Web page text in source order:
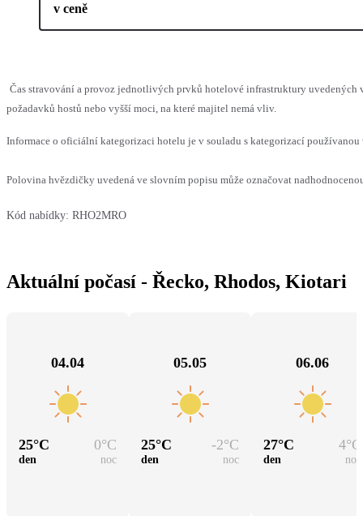
v ceně
Čas stravování a provoz jednotlivých prvků hotelové infrastruktury uvedených
požadavků hostů nebo vyšší moci, na které majitel nemá vliv.
Informace o oficiální kategorizaci hotelu je v souladu s kategorizací
Polovina hvězdičky uvedená ve slovním popisu může označovat
Kód nabídky: RHO2MRO
Aktuální počasí - Řecko, Rhodos, Kiotari
04.04
25°C 0°C
den noc
05.05
25°C -2°C
den noc
06.06
27°C 4°C
den noc